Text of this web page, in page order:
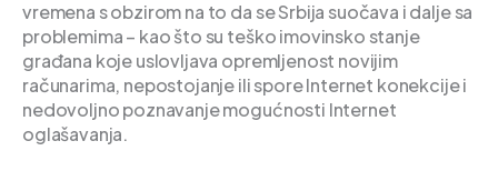
vremena s obzirom na to da se Srbija suočava i dalje sa
problemima – kao što su teško imovinsko stanje
građana koje uslovljava opremljenost novijim
računarima, nepostojanje ili spore Internet konekcije i
nedovoljno poznavanje mogućnosti Internet
oglašavanja.